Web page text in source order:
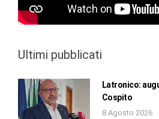
Ultimi pubblicati
Latronico:
Cospito
8 Agosto 2026